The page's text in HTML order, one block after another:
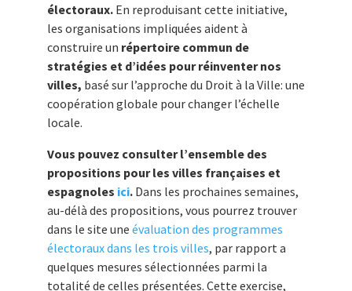
électoraux.En reproduisant cette initiative,
les organisations impliquées aident à
construire un répertoire commun de
stratégies et d’idées pour réinventer nos
villes, basé sur l’approche du Droit à la Ville: une
coopération globale pour changer l’échelle
locale.
Vous pouvez consulter l’ensemble des
propositions pour les villes françaises et
espagnoles ici. Dans les prochaines semaines,
au-délà des propositions, vous pourrez trouver
dans le site une évaluation des programmes
électoraux dans les trois villes, par rapport a
quelques mesures sélectionnées parmi la
totalité de celles présentées. Cette exercise,